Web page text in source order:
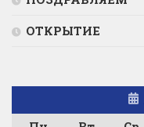
ОТКРЫТИЕ